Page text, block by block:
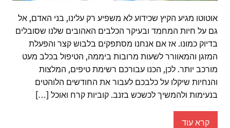
אוטוטו מגיע הקיץ שכידוע לא משפיע רק עלינו, בני האדם, אל
גם על חיות המחמד ובעיקר הכלבים האהובים שלנו שסובלים
בדיוק כמונו. אז אם אנחנו מסתפקים בלבוש קצר והפעלת
המזגן והמאוורר לשעות מרובות ביממה, הטיפול בכלב מעט
מורכב יותר. לכן, הכנו עבורכם רשימת טיפים, המלצות
והנחיות שיקלו על כלבכם לעבור את החודשים הלוהטים
בנעימות ולהמשיך לכשכש בזנב. קוביות קרח ואוכל […]
קרא עוד